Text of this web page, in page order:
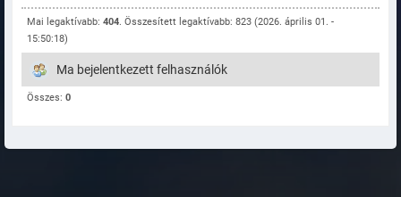
Mai legaktívabb: 404. Összesített legaktívabb: 823 (2026. április 01. -
15:50:18)
Ma bejelentkezett felhasználók
Összes: 0